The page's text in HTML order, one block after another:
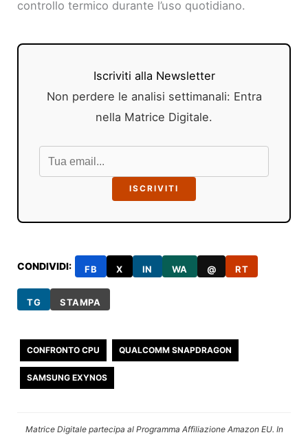
controllo termico durante l’uso quotidiano.
Iscriviti alla Newsletter
Non perdere le analisi settimanali: Entra
nella Matrice Digitale.
ISCRIVITI
CONDIVIDI: FB X IN WA @ RT
TG STAMPA
CONFRONTO CPU QUALCOMM SNAPDRAGON
SAMSUNG EXYNOS
Matrice Digitale partecipa al Programma Affiliazione Amazon EU. In